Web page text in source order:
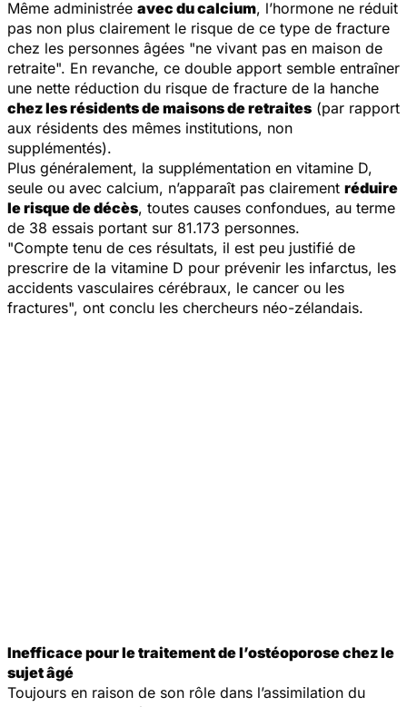
Même administrée avec du calcium, l’hormone ne réduit
pas non plus clairement le risque de ce type de fracture
chez les personnes âgées "ne vivant pas en maison de
retraite". En revanche, ce double apport semble entraîner
une nette réduction du risque de fracture de la hanche
chez les résidents de maisons de retraites (par rapport
aux résidents des mêmes institutions, non
supplémentés).
Plus généralement, la supplémentation en vitamine D,
seule ou avec calcium, n’apparaît pas clairement réduire
le risque de décès, toutes causes confondues, au terme
de 38 essais portant sur 81.173 personnes.
"Compte tenu de ces résultats, il est peu justifié de
prescrire de la vitamine D pour prévenir les infarctus, les
accidents vasculaires cérébraux, le cancer ou les
fractures", ont conclu les chercheurs néo-zélandais.
Inefficace pour le traitement de l’ostéoporose chez le
sujet âgé
Toujours en raison de son rôle dans l’assimilation du